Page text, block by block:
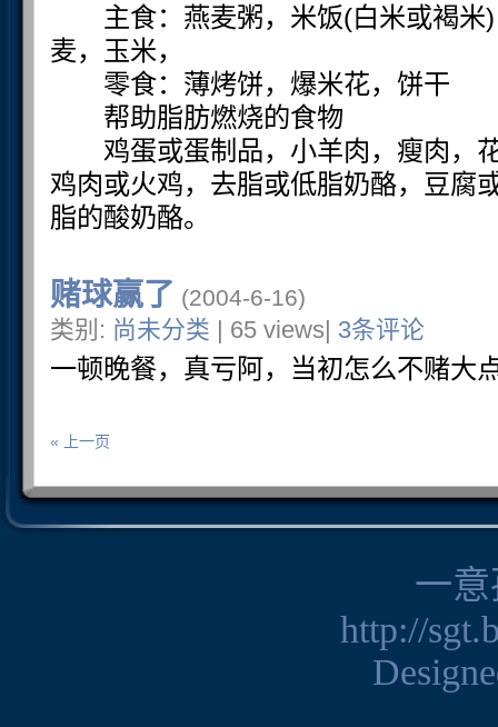
主食：燕麦粥，米饭(白米或褐米)
麦，玉米，
零食：薄烤饼，爆米花，饼干
帮助脂肪燃烧的食物
鸡蛋或蛋制品，小羊肉，瘦肉，
鸡肉或火鸡，去脂或低脂奶酪，豆腐
脂的酸奶酪。
赌球赢了 (2004-6-16)
类别: 尚未分类 | 65 views| 3条评论
一顿晚餐，真亏阿，当初怎么不赌大
« 上一页
一意
http://